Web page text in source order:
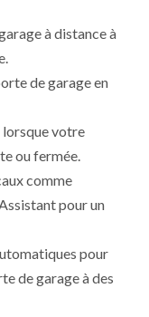
à distance à
de garage en
votre
ou fermée.
comme
pour un
pour
de garage à des